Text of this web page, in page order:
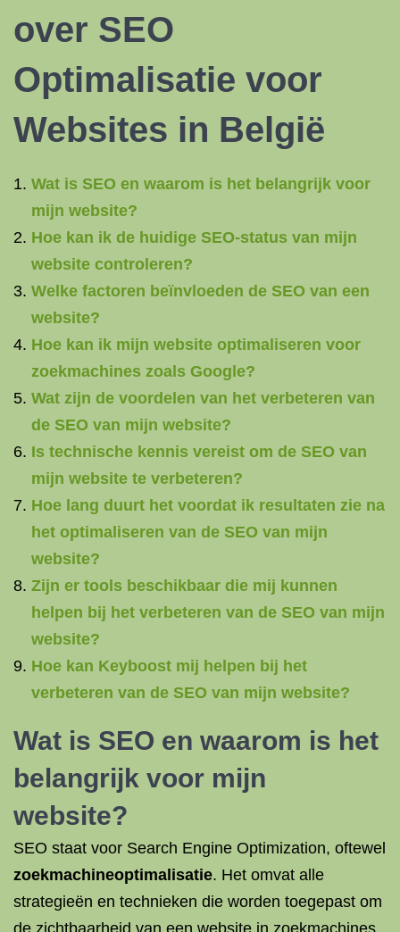
over SEO
Optimalisatie voor
Websites in België
Wat is SEO en waarom is het belangrijk voor
mijn website?
Hoe kan ik de huidige SEO-status van mijn
website controleren?
Welke factoren beïnvloeden de SEO van een
website?
Hoe kan ik mijn website optimaliseren voor
zoekmachines zoals Google?
Wat zijn de voordelen van het verbeteren van
de SEO van mijn website?
Is technische kennis vereist om de SEO van
mijn website te verbeteren?
Hoe lang duurt het voordat ik resultaten zie na
het optimaliseren van de SEO van mijn
website?
Zijn er tools beschikbaar die mij kunnen
helpen bij het verbeteren van de SEO van mijn
website?
Hoe kan Keyboost mij helpen bij het
verbeteren van de SEO van mijn website?
Wat is SEO en waarom is het
belangrijk voor mijn
website?
SEO staat voor Search Engine Optimization, oftewel
zoekmachineoptimalisatie. Het omvat alle
strategieën en technieken die worden toegepast om
de zichtbaarheid van een website in zoekmachines